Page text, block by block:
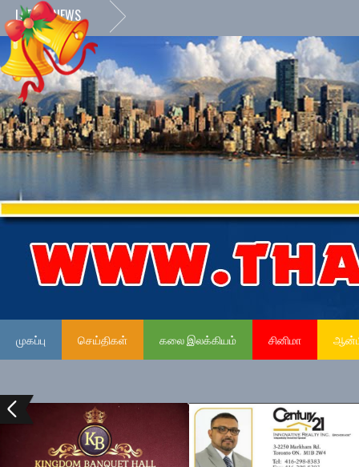
LATEST NEWS
முகப்பு செய்திகள் கலை இலக்கியம் சினிமா